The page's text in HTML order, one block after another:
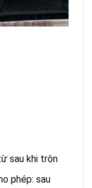
sau khi trộn
phép: sau